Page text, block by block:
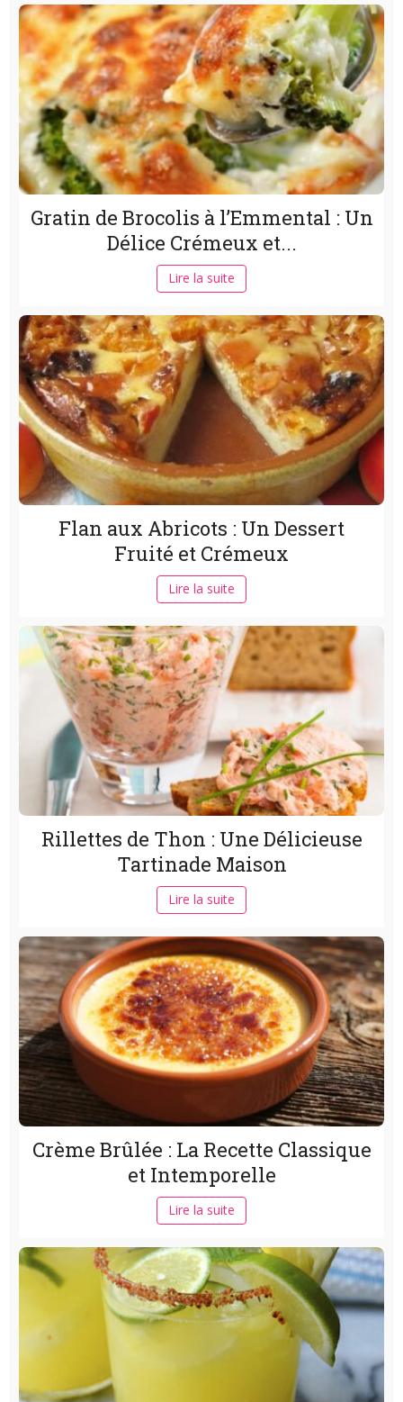
Gratin de Brocolis à l’Emmental : Un
Délice Crémeux et...
Lire la suite
Flan aux Abricots : Un Dessert
Fruité et Crémeux
Lire la suite
Rillettes de Thon : Une Délicieuse
Tartinade Maison
Lire la suite
Crème Brûlée : La Recette Classique
et Intemporelle
Lire la suite